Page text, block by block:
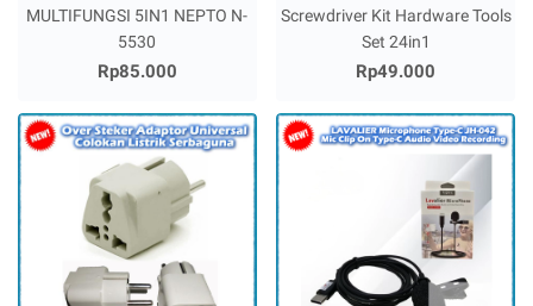
MULTIFUNGSI 5IN1 NEPTO N-
5530
Rp85.000
Screwdriver Kit Hardware Tools
Set 24in1
Rp49.000